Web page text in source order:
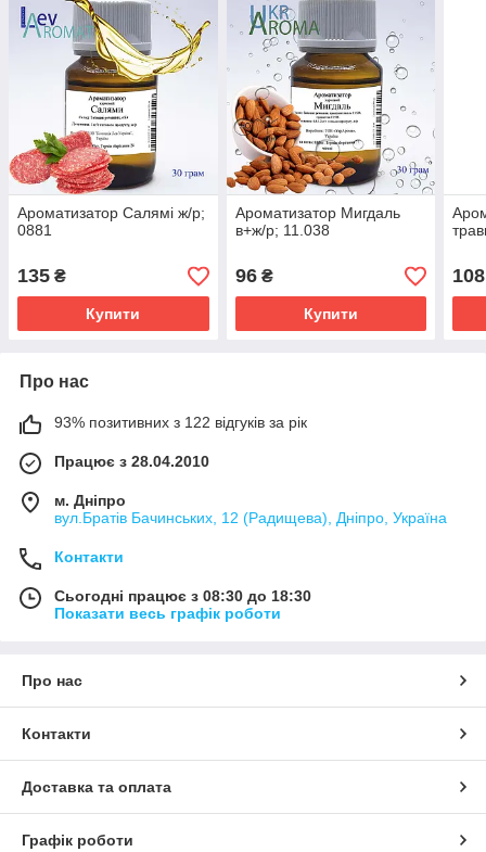
Ароматизатор Салямі ж/р;
0881
135 ₴
Купити
Ароматизатор Мигдаль
в+ж/р; 11.038
96₴
Купити
108
Про нас
93% позитивних з 122 відгуків за рік
Працює з 28.04.2010
м. Дніпро
вул.Братів Бачинських, 12 (Радищева), Дніпро, Україна
Контакти
Сьогодні працює з 08:30 до 18:30
Показати весь графік роботи
Про нас
Контакти
Доставка та оплата
Графік роботи